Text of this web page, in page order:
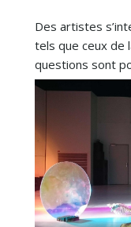
Des artistes
tels que ceux de
questions sont